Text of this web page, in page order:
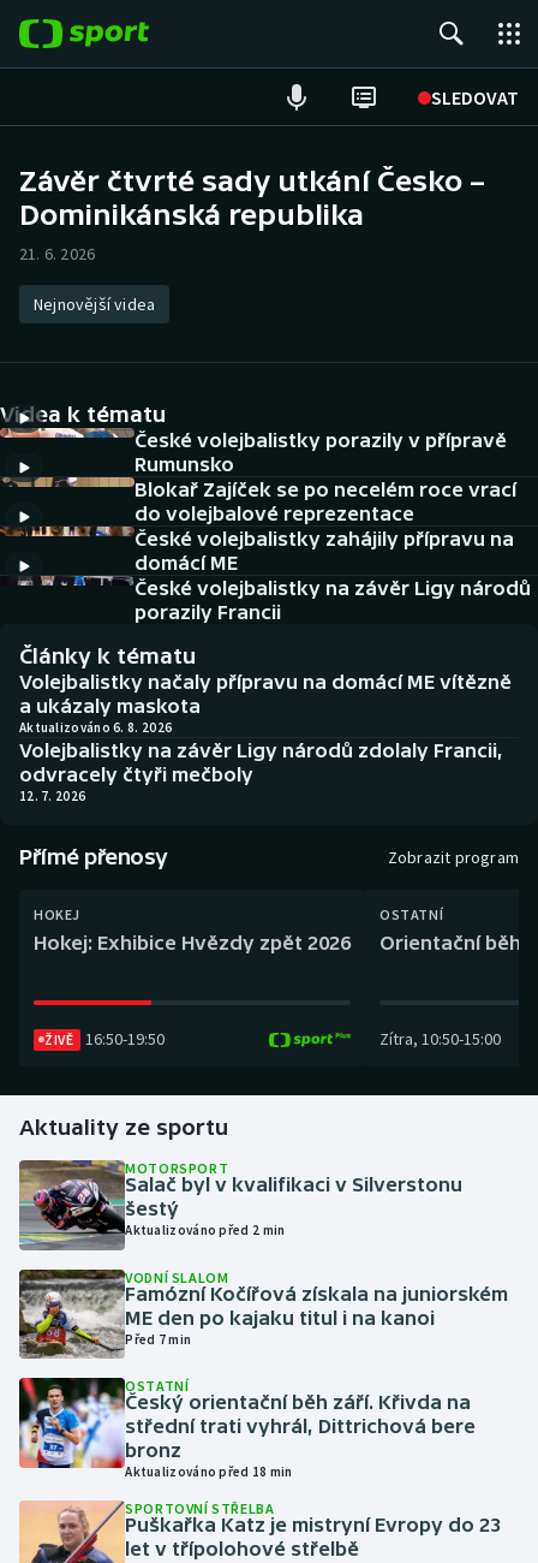
SLEDOVAT
Hokej
Atletika
DALŠÍ SPORTY
Americký fotbal
Baseball a softbal
Biatlon
Boby a skeleton
Box
Curling
Florbal
Gymnastika
Házená
Jezdectví
Judo
Krasobruslení
Lezení
Lyže a snowboard
Moderní pětiboj
NEPŘEHLÉDNĚTE
Historické návraty
Aplikace ČT sport
AZ kvíz
Závěr čtvrté sady utkání Česko –
Dominikánská republika
21. 6. 2026
Nejnovější videa
Videa k tématu
České volejbalistky porazily v přípravě
Rumunsko
Blokař Zajíček se po necelém roce vrací
do volejbalové reprezentace
České volejbalistky zahájily přípravu na
domácí ME
České volejbalistky na závěr Ligy národů
porazily Francii
Články k tématu
Volejbalistky načaly přípravu na domácí ME vítězně
a ukázaly maskota
Aktualizováno 6. 8. 2026
Volejbalistky na závěr Ligy národů zdolaly Francii,
odvracely čtyři mečboly
12. 7. 2026
Přímé přenosy Zobrazit program
HOKEJ
Hokej: Exhibice Hvězdy zpět 2026
ŽIVĚ 16:50-19:50
OSTATNÍ
Orientační běh:
Zítra, 10:50-15:00
Aktuality ze sportu
MOTORSPORT
Salač byl v kvalifikaci v Silverstonu
šestý
Aktualizováno před 2 min
VODNÍ SLALOM
Famózní Kočířová získala na juniorském
ME den po kajaku titul i na kanoi
Před 7 min
OSTATNÍ
Český orientační běh září. Křivda na
střední trati vyhrál, Dittrichová bere
bronz
Aktualizováno před 18 min
SPORTOVNÍ STŘELBA
Puškařka Katz je mistryní Evropy do 23
let v třípolohové střelbě